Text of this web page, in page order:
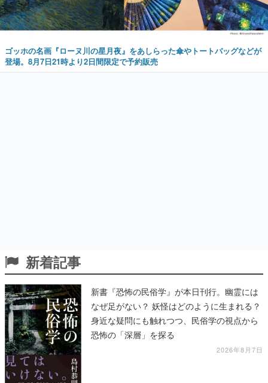
ゴッホの名画『ローヌ川の星月夜』をあしらった傘やトートバッグなどが
登場。8月7日21時より2日間限定で予約販売
新着記事
新書『恐怖の民俗学』が本日刊行。幽霊には
なぜ足がない？ 妖怪はどのように生まれる？
身近な疑問にも触れつつ、民俗学の視点から
恐怖の「深層」を探る
2026年8月7日